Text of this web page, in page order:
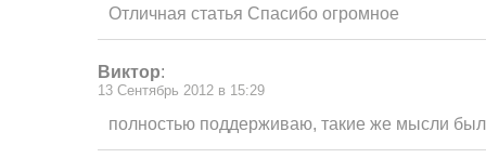
Отличная статья Спасибо огромное
Виктор:
13 Сентябрь 2012 в 15:29
полностью поддерживаю, такие же мысли